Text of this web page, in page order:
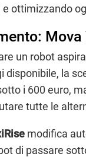
ottimizzando
Mova
un robot
disponibile, la
i 600 euro,
tutte le
modifica
di passare